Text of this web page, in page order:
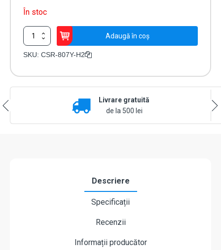
În stoc
Cantitate
Telecomanda
2
Adaugă în coș
SKU: CSR-807Y-H2
Livrare gratuită
de la 500 lei
Descriere
Specificații
Recenzii
Informații producător